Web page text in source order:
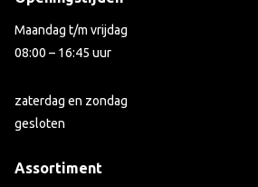
Maandag t/m vrijdag
08:00 – 16:45 uur
zaterdag en zondag
gesloten
Assortiment